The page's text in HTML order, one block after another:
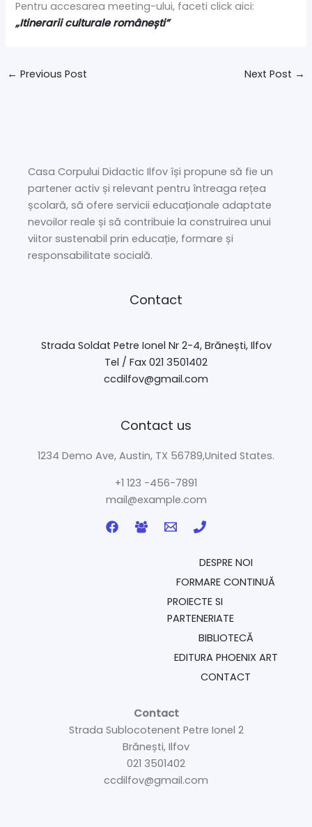
Pentru accesarea meeting-ului, faceti click aici:
„Itinerarii culturale românești”
← Previous Post Next Post →
Casa Corpului Didactic Ilfov își propune să fie un
partener activ și relevant pentru întreaga rețea
școlară, să ofere servicii educaționale adaptate
nevoilor reale și să contribuie la construirea unui
viitor sustenabil prin educație, formare și
responsabilitate socială.
Contact
Strada Soldat Petre Ionel Nr 2-4, Brănești, Ilfov
Tel / Fax 021 3501402
ccdilfov@gmail.com
Contact us
1234 Demo Ave, Austin, TX 56789,United States.
+1 123 -456-7891
mail@example.com
DESPRE NOI
FORMARE CONTINUĂ
PROIECTE SI
PARTENERIATE
BIBLIOTECĂ
EDITURA PHOENIX ART
CONTACT
Contact
Strada Sublocotenent Petre Ionel 2
Brănești, Ilfov
021 3501402
ccdilfov@gmail.com